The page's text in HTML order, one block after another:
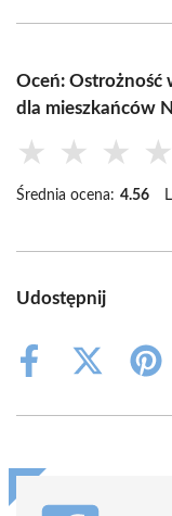
Oceń: Ostrożność
dla mieszkańców
★ ★ ★ ★
Średnia ocena: 4.56
Udostępnij
Share
Share
(Twitter)